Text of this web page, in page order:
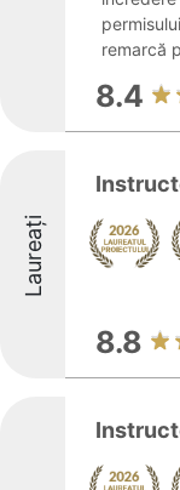
remarcă
8.4
Laureați
8.8